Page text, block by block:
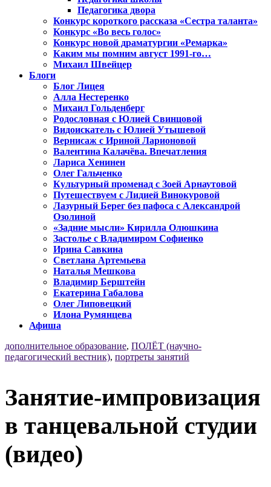
Педагогика двора
Конкурс короткого рассказа «Сестра таланта»
Конкурс «Во весь голос»
Конкурс новой драматургии «Ремарка»
Каким мы помним август 1991-го…
Михаил Швейцер
Блоги
Блог Лицея
Алла Нестеренко
Михаил Гольденберг
Родословная с Юлией Свинцовой
Видоискатель с Юлией Утышевой
Вернисаж с Ириной Ларионовой
Валентина Калачёва. Впечатления
Лариса Хенинен
Олег Гальченко
Культурный променад с Зоей Арнаутовой
Путешествуем с Лидией Винокуровой
Лазурный Берег без пафоса с Александрой
Озолиной
«Задние мысли» Кирилла Олюшкина
Застолье с Владимиром Софиенко
Ирина Савкина
Светлана Артемьева
Наталья Мешкова
Владимир Берштейн
Екатерина Габалова
Олег Липовецкий
Илона Румянцева
Афиша
дополнительное образование, ПОЛЁТ (научно-
педагогический вестник), портреты занятий
Занятие-импровизация
в танцевальной студии
(видео)